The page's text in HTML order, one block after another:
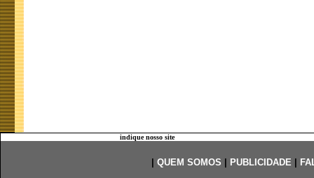
indique nosso site
QUEM SOMOS PUBLICIDADE|